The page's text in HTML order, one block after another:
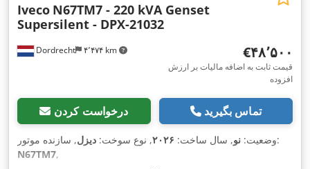
Dordrecht ۴٬۴۷۴ km
Iveco N67TM7 - 220 kVA Genset
Supersilent - DPX-21032
‎€۴۸٬۵۰۰
قیمت ثابت به اضافه مالیات بر ارزش
افزوده
درخواست کردن تماس بگیرید
وضعیت: نو, سال ساخت: ۲۰۲۶, نوع سوخت: دیزل
, سازنده موتور:
N67TM7,